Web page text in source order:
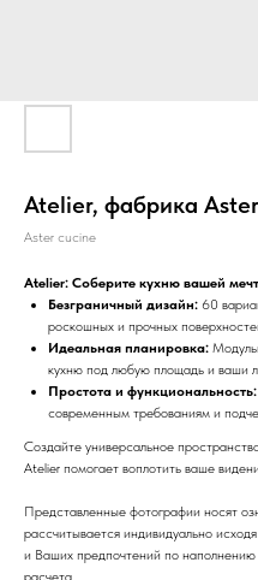
Atelier, фабрика
Aster cucine
Atelier: Соберите кухню вашей
Безграничный дизайн: 60
роскошных и прочных
Идеальная планировка:
кухню под любую площадь и ваши
Простота и функциональность:
современным требованиям и
Создайте универсальное
Atelier помогает воплотить ваше
Представленные фотографии носят
рассчитывается индивидуально
и Ваших предпочтений по
расчета.